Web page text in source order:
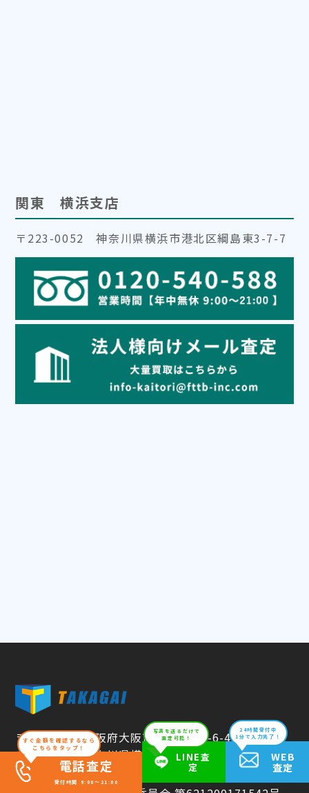
関東 横浜支店
〒223-0052 神奈川県横浜市港北区綱島東3-7-7
〒538-0035 大阪府大阪市鶴見区浜5-6-41
〒223-0052 神奈川県横浜市港北区綱島東3-7-7
すぐ金額を確認するなら
こちらをタップ！
電話査定
受付時間 9:00～21:00
写真を送るだけで
査定可能！
LINE査
定
24時間受付中
1分で入力完了！
WEB
査定